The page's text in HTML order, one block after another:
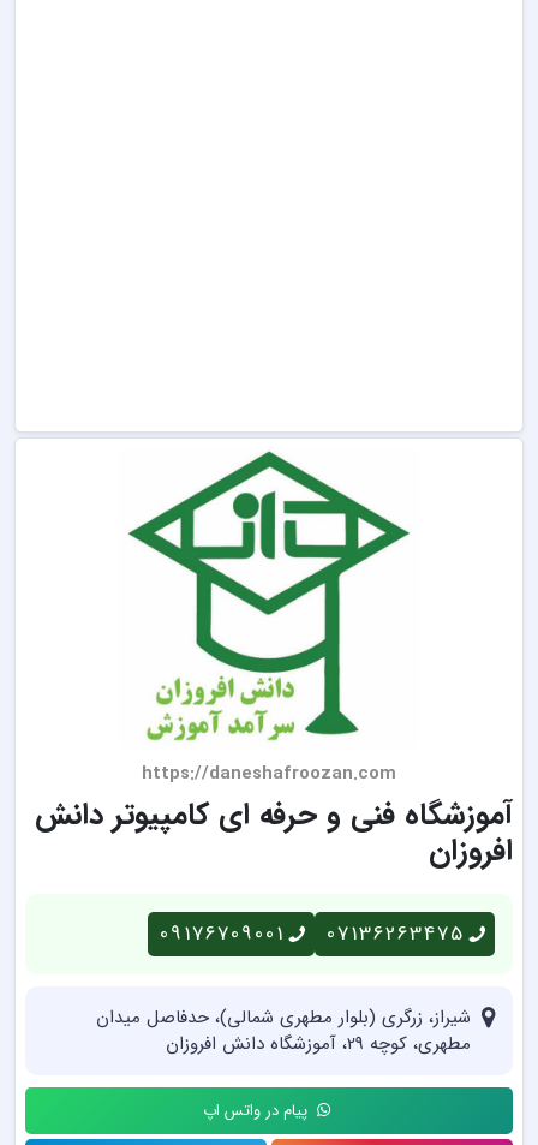
https://daneshafroozan.com
آموزشگاه فنی و حرفه ای کامپیوتر دانش
افروزان
07136263475
09176709001
شیراز، زرگری (بلوار مطهری شمالی)، حدفاصل میدان
مطهری، کوچه 29، آموزشگاه دانش افروزان
پیام در واتس اپ